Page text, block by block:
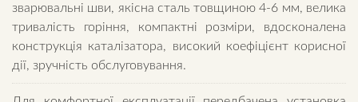
зварювальні шви, якісна сталь товщиною 4-6 мм, велика
тривалість горіння, компактні розміри, вдосконалена
конструкція каталізатора, високий коефіцієнт корисної
дії, зручність обслуговування.